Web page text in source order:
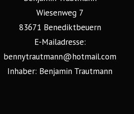
Wiesenweg 7
83671 Benediktbeuern
E-Mailadresse:
bennytrautmann@hotmail.com
Inhaber: Benjamin Trautmann